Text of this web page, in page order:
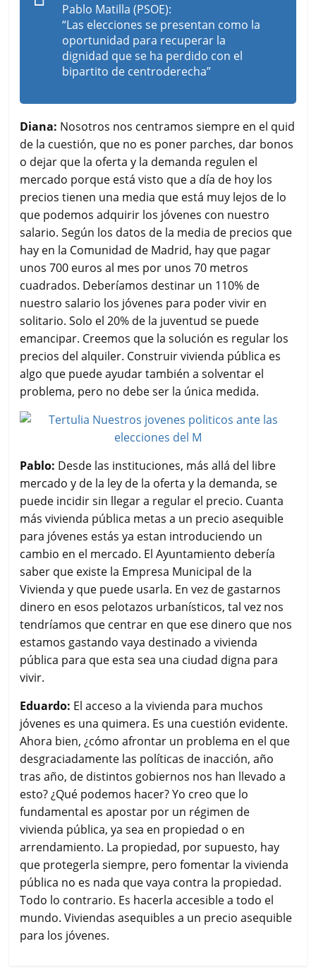
Pablo Matilla (PSOE):
“Las elecciones se presentan como la
oportunidad para recuperar la
dignidad que se ha perdido con el
bipartito de centroderecha”
Diana: Nosotros nos centramos siempre en el quid
de la cuestión, que no es poner parches, dar bonos
o dejar que la oferta y la demanda regulen el
mercado porque está visto que a día de hoy los
precios tienen una media que está muy lejos de lo
que podemos adquirir los jóvenes con nuestro
salario. Según los datos de la media de precios que
hay en la Comunidad de Madrid, hay que pagar
unos 700 euros al mes por unos 70 metros
cuadrados. Deberíamos destinar un 110% de
nuestro salario los jóvenes para poder vivir en
solitario. Solo el 20% de la juventud se puede
emancipar. Creemos que la solución es regular los
precios del alquiler. Construir vivienda pública es
algo que puede ayudar también a solventar el
problema, pero no debe ser la única medida.
Pablo: Desde las instituciones, más allá del libre
mercado y de la ley de la oferta y la demanda, se
puede incidir sin llegar a regular el precio. Cuanta
más vivienda pública metas a un precio asequible
para jóvenes estás ya estan introduciendo un
cambio en el mercado. El Ayuntamiento debería
saber que existe la Empresa Municipal de la
Vivienda y que puede usarla. En vez de gastarnos
dinero en esos pelotazos urbanísticos, tal vez nos
tendríamos que centrar en que ese dinero que nos
estamos gastando vaya destinado a vivienda
pública para que esta sea una ciudad digna para
vivir.
Eduardo: El acceso a la vivienda para muchos
jóvenes es una quimera. Es una cuestión evidente.
Ahora bien, ¿cómo afrontar un problema en el que
desgraciadamente las políticas de inacción, año
tras año, de distintos gobiernos nos han llevado a
esto? ¿Qué podemos hacer? Yo creo que lo
fundamental es apostar por un régimen de
vivienda pública, ya sea en propiedad o en
arrendamiento. La propiedad, por supuesto, hay
que protegerla siempre, pero fomentar la vivienda
pública no es nada que vaya contra la propiedad.
Todo lo contrario. Es hacerla accesible a todo el
mundo. Viviendas asequibles a un precio asequible
para los jóvenes.